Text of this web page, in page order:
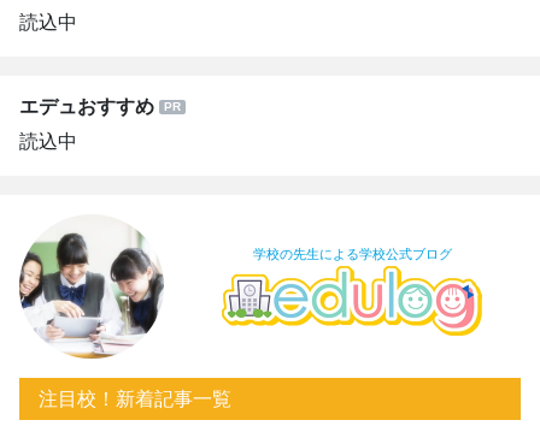
読込中
エデュおすすめ
読込中
学校の先生による学校公式ブログ
注目校！新着記事一覧